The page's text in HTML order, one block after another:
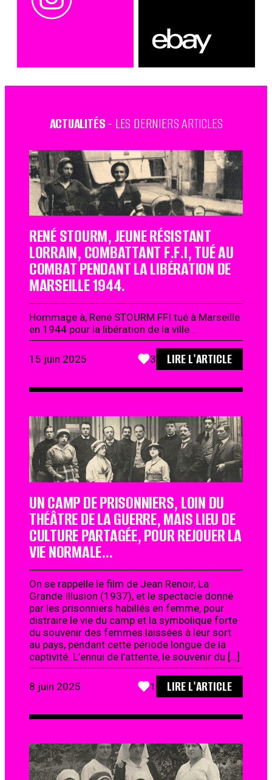
ACTUALITÉS- LES DERNIERS ARTICLES
RENÉ STOURM, JEUNE RÉSISTANT
LORRAIN, COMBATTANT F.F.I, TUÉ AU
COMBAT PENDANT LA LIBÉRATION DE
MARSEILLE 1944.
Hommage à, René STOURM FFI tué à Marseille
en 1944 pour la libération de la ville…
15 juin 2025 3 LIRE L'ARTICLE
UN CAMP DE PRISONNIERS, LOIN DU
THÉÂTRE DE LA GUERRE, MAIS LIEU DE
CULTURE PARTAGÉE, POUR REJOUER LA
VIE NORMALE…
On se rappelle le film de Jean Renoir, La
Grande Illusion (1937), et le spectacle donné
par les prisonniers habillés en femme, pour
distraire le vie du camp et la symbolique forte
du souvenir des femmes laissées à leur sort
au pays, pendant cette période longue de la
captivité. L’ennui de l’attente, le souvenir du […]
8 juin 2025 1 LIRE L'ARTICLE